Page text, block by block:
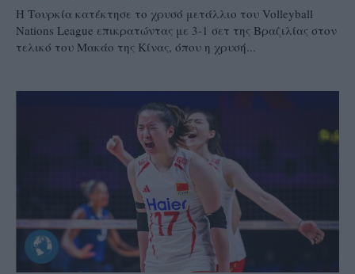
H Τουρκία κατέκτησε το χρυσό μετάλλιο του Volleyball
Nations League επικρατώντας με 3-1 σετ της Βραζιλίας στον
τελικό του Μακάο της Κίνας, όπου η χρυσή...